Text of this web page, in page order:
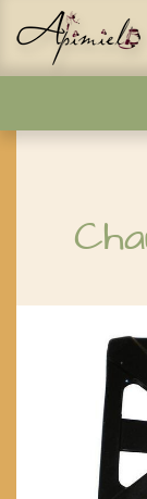
Panneau de gestion